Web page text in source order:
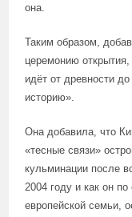
она.
Таким образом,
церемонию открытия,
идёт от древности
историю».
Она добавила, что
«тесные связи»
кульминации после
2004 году и как он
европейской семьи,